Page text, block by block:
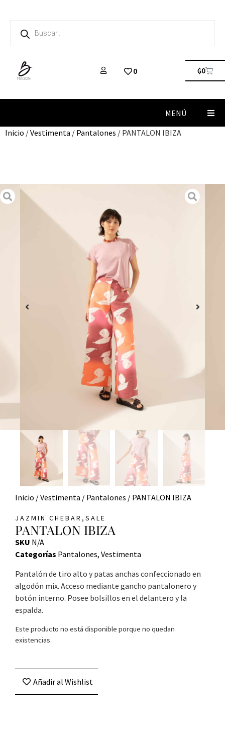
0 ₲0
MENÚ
Inicio /Vestimenta / Pantalones / PANTALON IBIZA
Inicio /Vestimenta / Pantalones / PANTALON IBIZA
JAZMIN CHEBAR , SALE
PANTALON IBIZA
SKU N/A
Categorías Pantalones, Vestimenta
Pantalón de tiro alto y patas anchas confeccionado en
algodón mix. Acceso mediante gancho pantalonero y
botón interno. Posee bolsillos en el delantero y la
espalda.
Este producto no está disponible porque no quedan
existencias.
Añadir al Wishlist